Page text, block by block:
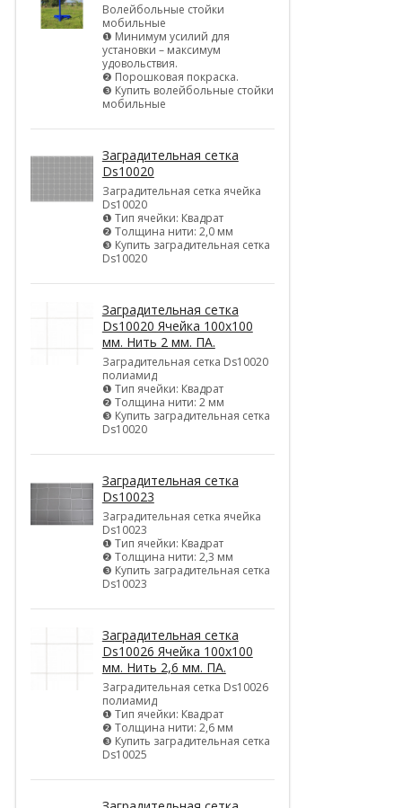
Волейбольные стойки
мобильные
❶ Минимум усилий для
установки – максимум
удовольствия.
❷ Порошковая покраска.
❸ Купить волейбольные стойки
мобильные
Заградительная сетка
Ds10020
Заградительная сетка ячейка
Ds10020
❶ Тип ячейки: Квадрат
❷ Толщина нити: 2,0 мм
❸ Купить заградительная сетка
Ds10020
Заградительная сетка
Ds10020 Ячейка 100х100
мм. Нить 2 мм. ПА.
Заградительная сетка Ds10020
полиамид
❶ Тип ячейки: Квадрат
❷ Толщина нити: 2 мм
❸ Купить заградительная сетка
Ds10020
Заградительная сетка
Ds10023
Заградительная сетка ячейка
Ds10023
❶ Тип ячейки: Квадрат
❷ Толщина нити: 2,3 мм
❸ Купить заградительная сетка
Ds10023
Заградительная сетка
Ds10026 Ячейка 100х100
мм. Нить 2,6 мм. ПА.
Заградительная сетка Ds10026
полиамид
❶ Тип ячейки: Квадрат
❷ Толщина нити: 2,6 мм
❸ Купить заградительная сетка
Ds10025